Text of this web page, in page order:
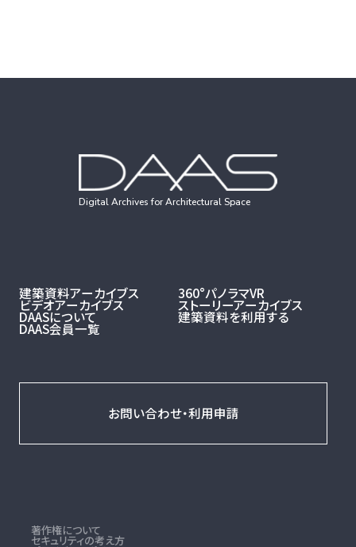
Digital Archives for Architectural Space
建築資料アーカイブス 360°パノラマVR
ビデオアーカイブス ストーリーアーカイブス
DAASについて 建築資料を利用する
DAAS会員一覧
お問い合わせ・利用申請
著作権について
セキュリティの考え方